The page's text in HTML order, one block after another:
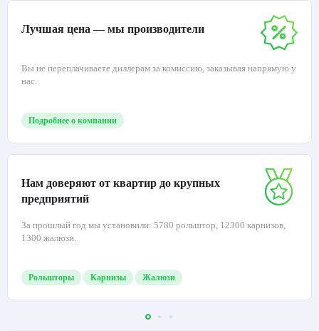
Лучшая цена — мы производители
Вы не переплачиваете диллерам за комиссию, заказывая напрямую у
нас.
Подробнее о компании
Нам доверяют от квартир до крупных
предприятий
За прошлый год мы установили: 5780 рольштор, 12300 карнизов,
1300 жалюзи.
Рольшторы Карнизы Жалюзи